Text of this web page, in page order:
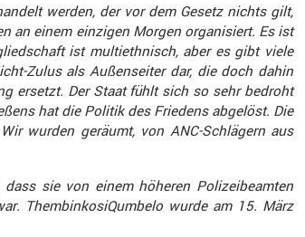
werden, der vor dem Gesetz nichts gilt,
an einem einzigen Morgen organi­siert. Es ist
ist multi­eth­nisch, aber es gibt viele
Zulus als Außen­seiter dar, die doch dahin
ersetzt. Der Staat fühlt sich so sehr bedroht
hat die Politik des Friedens abgelöst. Die
wurden geräumt, von ANC-Schlä­gern aus
sie von einem höheren Polizei­be­amten
Thembin­ko­si­Qum­belo wurde am 15. März